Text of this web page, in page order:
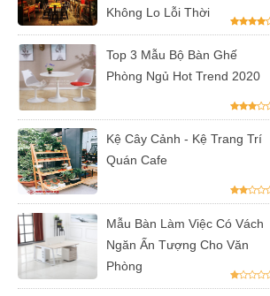
streamer
đẹp giá tốt
tại HCM
Tổng hợp
các mẫu
chân bàn
cafe, chân
bàn decor,
chân bàn
inox, chân
Không Lo Lỗi Thời
Top 3 Mẫu Bộ Bàn Ghế
Phòng Ngủ Hot Trend 2020
Kệ Cây Cảnh - Kệ Trang Trí
Quán Cafe
Mẫu Bàn Làm Việc Có Vách
Ngăn Ấn Tượng Cho Văn
Phòng